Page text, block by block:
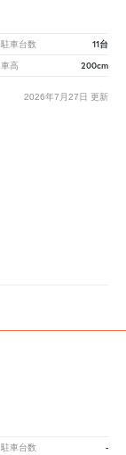
駐車台数 11台
車高 200cm
2026年7月27日 更新
駐車台数 -